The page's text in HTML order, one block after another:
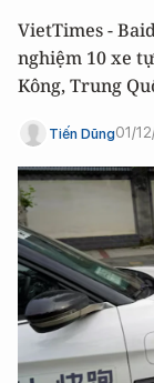
VietTimes -
nghiệm 10 xe
Kông, Trung
Tiến Dũng01/